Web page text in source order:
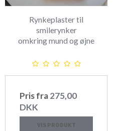
Rynkeplaster til
smilerynker
omkring mund og øjne
Pris fra275,00
DKK
VIS PRODUKT